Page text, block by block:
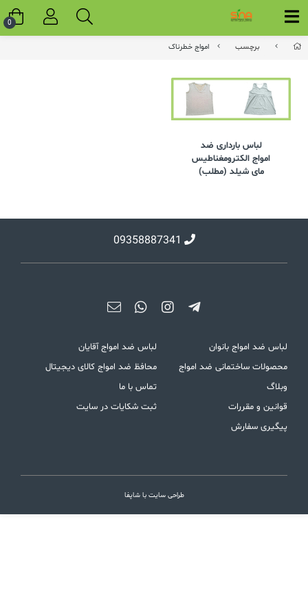
برچسب امواج خطرناک
لباس بارداری ضد
امواج الکترومغناطیس
مای شیلد (مطلب)
09358887341
لباس ضد امواج بانوان
لباس ضد امواج آقایان
محصولات ساختمانی ضد امواج
محافظ ضد امواج کالای دیجیتال
وبلاگ
تماس با ما
قوانین و مقررات
ثبت شکایات در سایت
پیگیری سفارش
طراحی سایت با شاپفا
0